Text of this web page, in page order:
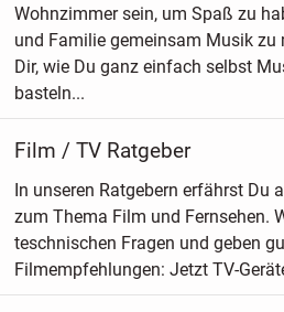
Wohnzimmer sein, um Spaß zu
und Familie gemeinsam Musik zu
Dir, wie Du ganz einfach selbst
basteln...
Film / TV Ratgeber
In unseren Ratgebern erfährst Du
zum Thema Film und Fernsehen.
teschnischen Fragen und geben
Filmempfehlungen: Jetzt TV-